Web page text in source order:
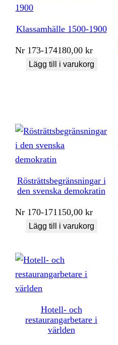
Klassamhälle 1500-1900
Nr 173-174180,00kr
Lägg till i varukorg
Rösträttsbegränsningar i
den svenska demokratin
Nr 170-171150,00kr
Lägg till i varukorg
Hotell- och
restaurangarbetare i
världen